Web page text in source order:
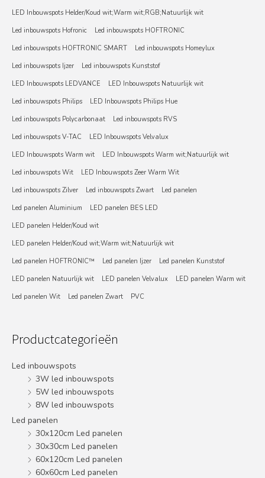
LED Inbouwspots Helder/Koud wit;Warm wit;RGB;Natuurlijk wit
Led inbouwspots Hofronic
Led inbouwspots HOFTRONIC
Led inbouwspots HOFTRONIC SMART
Led inbouwspots Homeylux
Led inbouwspots Ijzer
Led inbouwspots Kunststof
LED Inbouwspots LEDVANCE
LED Inbouwspots Natuurlijk wit
Led inbouwspots Philips
LED Inbouwspots Philips Hue
Led inbouwspots Polycarbonaat
Led inbouwspots RVS
Led inbouwspots V-TAC
LED Inbouwspots Velvalux
LED Inbouwspots Warm wit
LED Inbouwspots Warm wit;Natuurlijk wit
Led inbouwspots Wit
LED Inbouwspots Zeer Warm Wit
Led inbouwspots Zilver
Led inbouwspots Zwart
Led panelen
Led panelen Aluminium
LED panelen BES LED
LED panelen Helder/Koud wit
LED panelen Helder/Koud wit;Warm wit;Natuurlijk wit
Led panelen HOFTRONIC™
Led panelen Ijzer
Led panelen Kunststof
LED panelen Natuurlijk wit
LED panelen Velvalux
LED panelen Warm wit
Led panelen Wit
Led panelen Zwart PVC
Productcategorieën
Led inbouwspots
3W led inbouwspots
5W led inbouwspots
8W led inbouwspots
Led panelen
30x120cm Led panelen
30x30cm Led panelen
60x120cm Led panelen
60x60cm Led panelen